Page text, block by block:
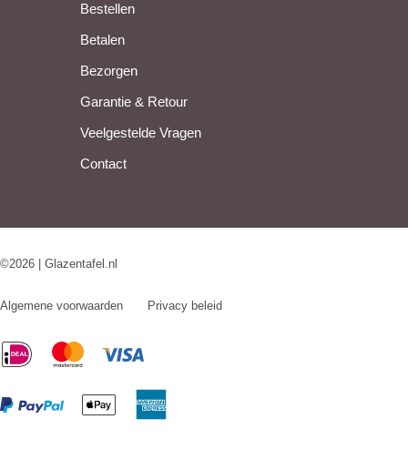
Bestellen
Betalen
Bezorgen
Garantie & Retour
Veelgestelde Vragen
Contact
©2026 | Glazentafel.nl
Algemene voorwaarden Privacy beleid